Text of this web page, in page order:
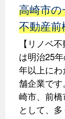
高崎市
不動産
【リノベ
は明治25
年以上に
舗企業で
崎市、前
として、